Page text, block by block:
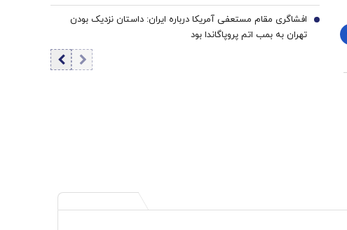
افشاگری مقام مستعفی آمریکا درباره ایران: داستان نزدیک بودن
تهران به بمب اتم پروپاگاندا بود
10